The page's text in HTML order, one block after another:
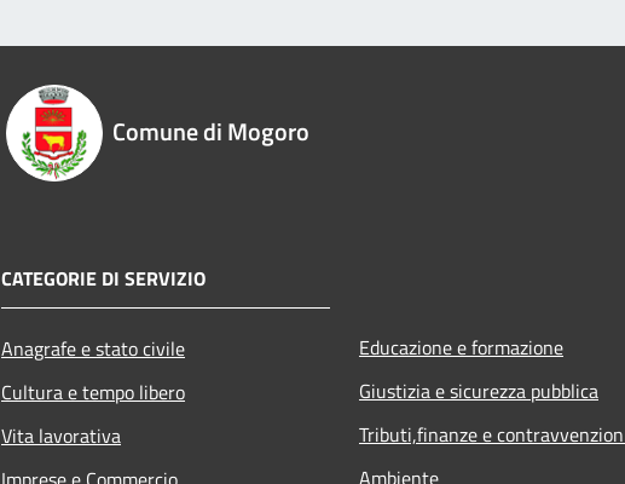
Comune di Mogoro
CATEGORIE DI SERVIZIO
Anagrafe e stato civile
Cultura e tempo libero
Vita lavorativa
Educazione e formazione
Giustizia e sicurezza pubblica
Tributi,finanze e
Ambiente